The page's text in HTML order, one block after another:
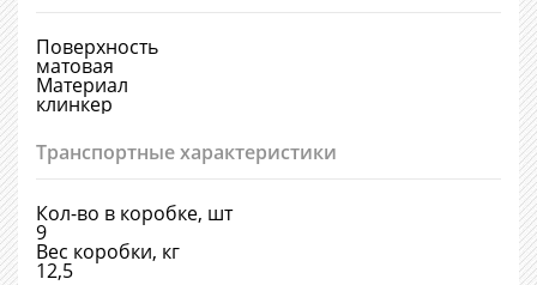
Поверхность
матовая
Материал
клинкер
Транспортные характеристики
Кол-во в коробке, шт
9
Вес коробки, кг
12,5